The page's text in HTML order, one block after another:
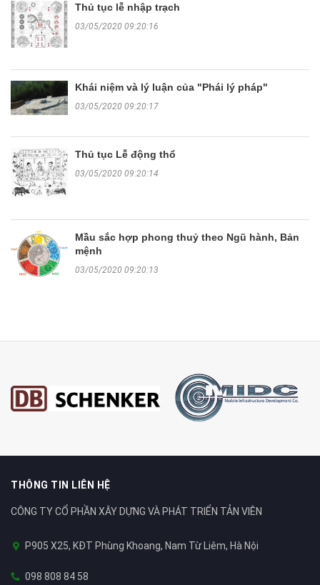
Thủ tục lễ nhập trạch
03/05/2020 09:20:16
Khái niệm và lý luận của "Phái lý pháp"
03/05/2020 09:20:17
Thủ tục Lễ động thổ
03/05/2020 09:20:14
Mầu sắc hợp phong thuỷ theo Ngũ hành, Bản
mệnh
03/05/2020 09:20:13
THÔNG TIN LIÊN HỆ
CÔNG TY CỔ PHẦN XÂY DỰNG VÀ PHÁT TRIỂN TẢN VIÊN
P905 X25, KĐT Phùng Khoang, Nam Từ Liêm, Hà Nội
098 808 84 58